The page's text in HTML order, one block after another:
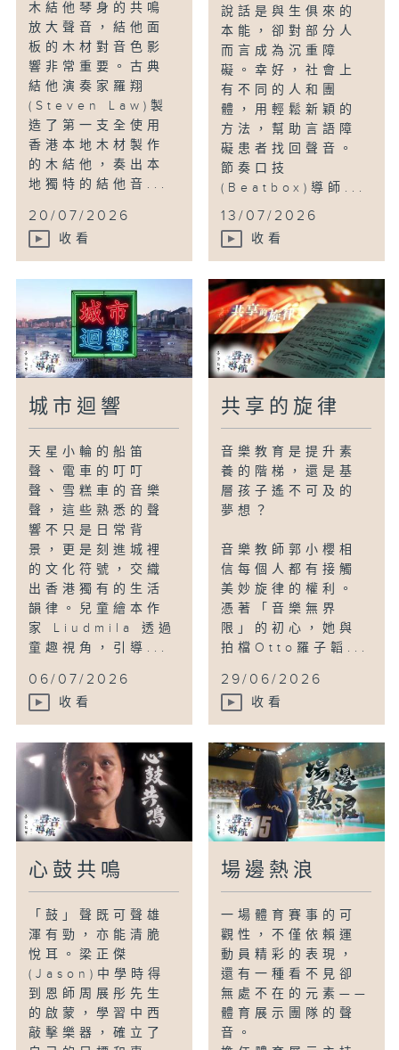
木結他琴身的共鳴
放大聲音，結他面
板的木材對音色影
響非常重要。古典
結他演奏家羅翔
(Steven Law)製
造了第一支全使用
香港本地木材製作
的木結他，奏出本
地獨特的結他音...
20/07/2026
收看
說話是與生俱來的
本能，卻對部分人
而言成為沉重障
礙。幸好，社會上
有不同的人和團
體，用輕鬆新穎的
方法，幫助言語障
礙患者找回聲音。
節奏口技
(Beatbox)導師...
13/07/2026
收看
城市迴響
天星小輪的船笛
聲、電車的叮叮
聲、雪糕車的音樂
聲，這些熟悉的聲
響不只是日常背
景，更是刻進城裡
的文化符號，交織
出香港獨有的生活
韻律。兒童繪本作
家 Liudmila 透過
童趣視角，引導...
06/07/2026
收看
共享的旋律
音樂教育是提升素
養的階梯，還是基
層孩子遙不可及的
夢想？
音樂教師郭小櫻相
信每個人都有接觸
美妙旋律的權利。
憑著「音樂無界
限」的初心，她與
拍檔Otto羅子韜...
29/06/2026
收看
心鼓共鳴
「鼓」聲既可聲雄
渾有勁，亦能清脆
悅耳。梁正傑
(Jason)中學時得
到恩師周展彤先生
的啟蒙，學習中西
敲擊樂器，確立了
場邊熱浪
一場體育賽事的可
觀性，不僅依賴運
動員精彩的表現，
還有一種看不見卻
無處不在的元素——
體育展示團隊的聲
音。